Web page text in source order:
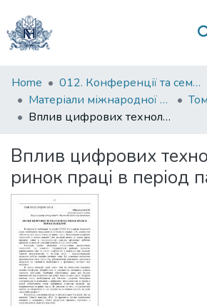
Communities
&
Collections
Statistics
Home
012. Конференції та семінари НаУКМА
Матеріали міжнародної науково-практичної конференції "Менеджмент та маркетинг як фактори розвитку бізнесу в умовах економіки відновлення", 18-19 квітня 2023 р.
Вплив цифрових технологій на ринок праці в період пандемії
Вплив цифрових
ринок праці в період